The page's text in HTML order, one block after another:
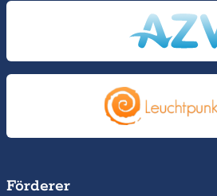
Förderer